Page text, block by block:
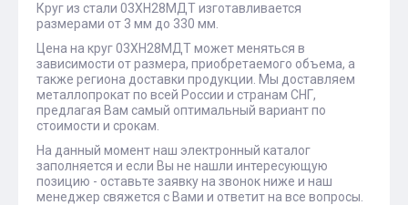
Круг из стали 03ХН28МДТ изготавливается
размерами от 3 мм до 330 мм.
Цена на круг 03ХН28МДТ может меняться в
зависимости от размера, приобретаемого объема, а
также региона доставки продукции. Мы доставляем
металлопрокат по всей России и странам СНГ,
предлагая Вам самый оптимальный вариант по
стоимости и срокам.
На данный момент наш электронный каталог
заполняется и если Вы не нашли интересующую
позицию - оставьте заявку на звонок ниже и наш
менеджер свяжется с Вами и ответит на все вопросы.